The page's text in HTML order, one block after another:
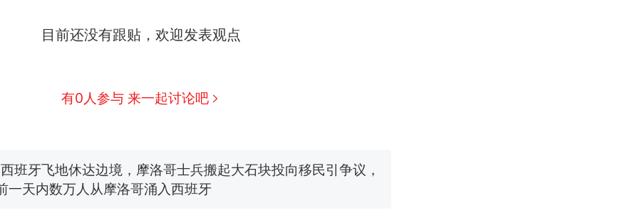
目前还没有跟贴，欢迎发表观点
有0人参与 来一起讨论吧
费大厨“全国小炒肉大王”称号，仅凭视频评出？中国烹饪协会回